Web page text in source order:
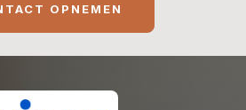
OPNEMEN